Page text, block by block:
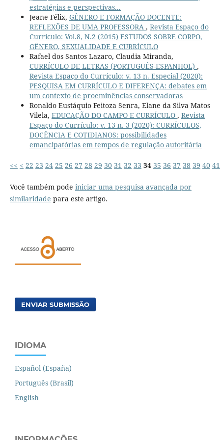
estratégias e perspectivas...
Jeane Félix, GÊNERO E FORMAÇÃO DOCENTE:
REFLEXÕES DE UMA PROFESSORA , Revista Espaço do
Currículo: Vol.8, N.2 (2015) ESTUDOS SOBRE CORPO,
GÊNERO, SEXUALIDADE E CURRÍCULO
Rafael dos Santos Lazaro, Claudia Miranda,
CURRÍCULO DE LETRAS (PORTUGUÊS-ESPANHOL) ,
Revista Espaço do Currículo: v. 13 n. Especial (2020):
PESQUISA EM CURRÍCULO E DIFERENÇA: debates em
um contexto de proeminências conservadoras
Ronaldo Eustáquio Feitoza Senra, Elane da Silva Matos
Vilela, EDUCAÇÃO DO CAMPO E CURRÍCULO , Revista
Espaço do Currículo: v. 13 n. 3 (2020): CURRÍCULOS,
DOCÊNCIA E COTIDIANOS: possibilidades
emancipatórias em tempos de regulação autoritária
<< < 22 23 24 25 26 27 28 29 30 31 32 33 34 35 36 37 38 39 40 41
Você também pode iniciar uma pesquisa avançada por
similaridade para este artigo.
ENVIAR SUBMISSÃO
IDIOMA
Español (España)
Português (Brasil)
English